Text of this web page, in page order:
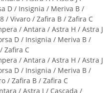
D / Insignia / Meriva B /
/ Vivaro / Zafira B / Zafira C
/ Antara / Astra H / Astra J
D / Insignia / Meriva B /
Zafira C
/ Antara / Astra H / Astra J
D / Insignia / Meriva B /
/ Zafira B / Zafira C
/ Astra J / Cascada /